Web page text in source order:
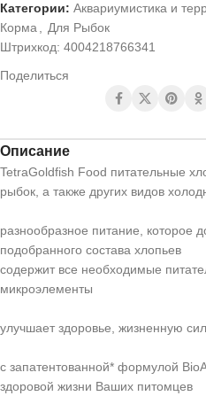
Категории: Аквариумистика и
Корма
Для Рыбок
Штрихкод: 4004218766341
Поделиться
Описание
TetraGoldfish Food питательные
рыбок, а также других видов
разнообразное питание, которое
подобранного состава хлопьев
содержит все необходимые
микроэлементы
улучшает здоровье, жизненную
с запатентованной* формулой
здоровой жизни Ваших питомцев